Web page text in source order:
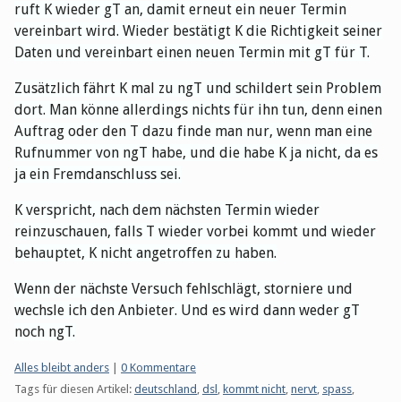
ruft K wieder gT an, damit erneut ein neuer Termin
vereinbart wird. Wieder bestätigt K die Richtigkeit seiner
Daten und vereinbart einen neuen Termin mit gT für T.
Zusätzlich fährt K mal zu ngT und schildert sein Problem
dort. Man könne allerdings nichts für ihn tun, denn einen
Auftrag oder den T dazu finde man nur, wenn man eine
Rufnummer von ngT habe, und die habe K ja nicht, da es
ja ein Fremdanschluss sei.
K verspricht, nach dem nächsten Termin wieder
reinzuschauen, falls T wieder vorbei kommt und wieder
behauptet, K nicht angetroffen zu haben.
Wenn der nächste Versuch fehlschlägt, storniere und
wechsle ich den Anbieter. Und es wird dann weder gT
noch ngT.
Kategorien:
Alles bleibt anders
0 Kommentare
Tags für diesen Artikel: deutschland , dsl , kommt nicht, nervt, spass,